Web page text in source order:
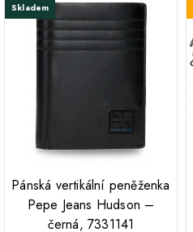
Skladem
Pánská vertikální peněženka
Pepe Jeans Hudson –
černá, 7331141